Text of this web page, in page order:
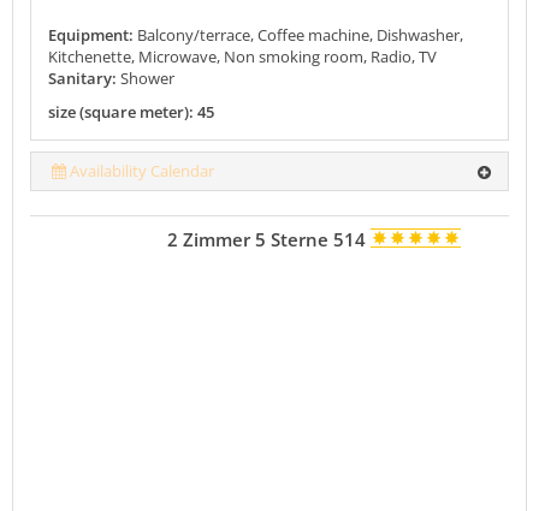
Equipment: Balcony/terrace, Coffee machine, Dishwasher,
Kitchenette, Microwave, Non smoking room, Radio, TV
Sanitary: Shower
size (square meter): 45
Availability Calendar
2 Zimmer 5 Sterne 514